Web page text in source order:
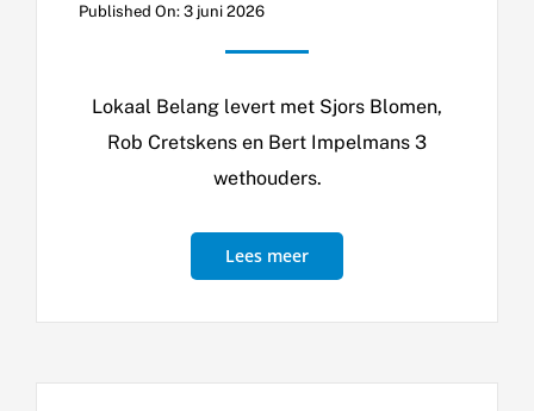
Published On: 3 juni 2026
Lokaal Belang levert met Sjors Blomen,
Rob Cretskens en Bert Impelmans 3
wethouders.
Lees meer